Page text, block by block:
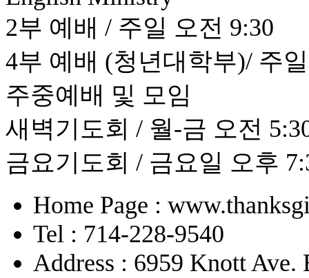
2부 예배 / 주일 오전 9:30
4부 예배 (청년대학부)/ 주
주중예배 및 모임
새벽기도회 / 월-금 오전
금요기도회 / 금요일 오후
Home Page :
Tel : 714-228-9540
Address : 6959 Knott Ave.